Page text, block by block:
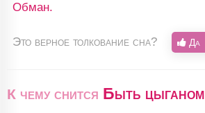
Обман.
Это верное толкование сна? Да
К чему снится Быть цыганом